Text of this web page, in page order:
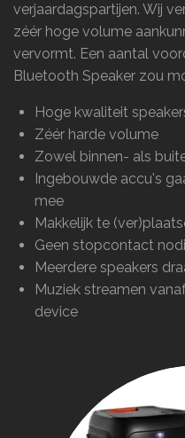
verjaardagspartijen. Wij
zéér hoge volume
vervormt. Een aantal
Bluetooth Speaker zou
Hoge kwaliteit
Zéér harde volume
Zowel binnen- als
Ingebouwde accu's
mee
Makkelijk te
Geen stopcontact
Meerdere speakers
Muziek streamen
device